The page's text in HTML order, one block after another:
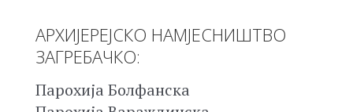
АРХИЈЕРЕЈСКО НАМЈЕСНИШТВО
ЗАГРЕБАЧКО:
Парохија Болфанска